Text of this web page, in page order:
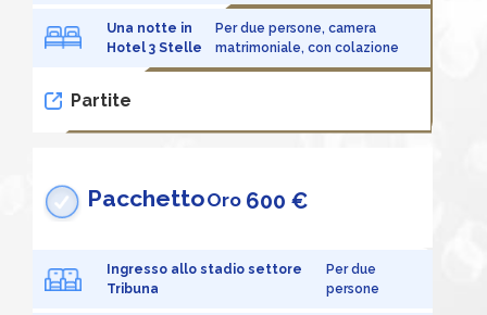
Una notte in
Hotel 3 Stelle
Per due persone, camera
matrimoniale, con colazione
Partite
PacchettoOro 600 €
Ingresso allo stadio settore
Tribuna
Per due
persone